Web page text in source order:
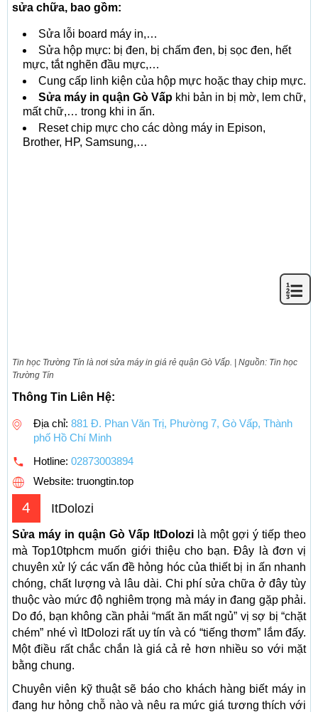
sửa chữa, bao gồm:
Sửa lỗi board máy in,…
Sửa hộp mực: bị đen, bị chấm đen, bị sọc đen, hết
mực, tắt nghẽn đầu mực,…
Cung cấp linh kiện của hộp mực hoặc thay chip mực.
Sửa máy in quận Gò Vấp khi bản in bị mờ, lem chữ,
mất chữ,… trong khi in ấn.
Reset chip mực cho các dòng máy in Epison,
Brother, HP, Samsung,…
Tin học Trường Tín là nơi sửa máy in giá rẻ quận Gò Vấp. | Nguồn: Tin học
Trường Tín
Thông Tin Liên Hệ:
Địa chỉ: 881 Đ. Phan Văn Trị, Phường 7, Gò Vấp, Thành
phố Hồ Chí Minh
Hotline: 02873003894
Website: truongtin.top
4 ItDolozi
Sửa máy in quận Gò Vấp ItDolozi là một gợi ý tiếp theo
mà Top10tphcm muốn giới thiệu cho bạn. Đây là đơn vị
chuyên xử lý các vấn đề hỏng hóc của thiết bị in ấn nhanh
chóng, chất lượng và lâu dài. Chi phí sửa chữa ở đây tùy
thuộc vào mức độ nghiêm trọng mà máy in đang gặp phải.
Do đó, bạn không cần phải “mất ăn mất ngủ” vị sợ bị “chặt
chém” nhé vì ItDolozi rất uy tín và có “tiếng thơm” lắm đấy.
Một điều rất chắc chắn là giá cả rẻ hơn nhiều so với mặt
bằng chung.
Chuyên viên kỹ thuật sẽ báo cho khách hàng biết máy in
đang hư hỏng chỗ nào và nêu ra mức giá tương thích với